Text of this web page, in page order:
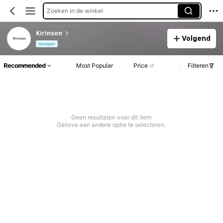
Zoeken in de winkel
Kirinson
Verkoper
Volgend
Recommended Most Popular Price Filteren
Geen resultaten voor dit item
Gelieve een andere optie te selecteren.